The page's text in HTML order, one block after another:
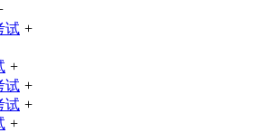
试 +
+
试 +
试 +
+